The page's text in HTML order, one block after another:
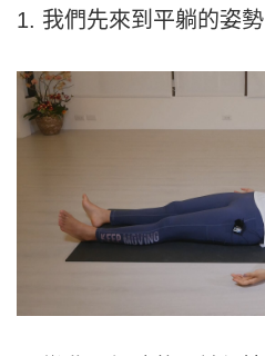
1. 我們先來到平躺的姿勢